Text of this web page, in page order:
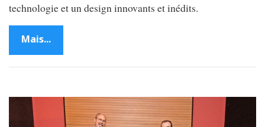
technologie et un design innovants et inédits.
Mais...